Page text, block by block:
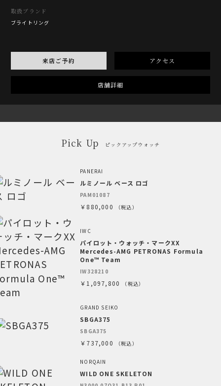
取扱ブランド
ブライトリング
来店ご予約 アクセス
店舗詳細
Pick Up ピックアップウォッチ
PANERAI
ルミノール ベース ロゴ
PAM01087
￥880,000 （税込）
IWC
パイロット・ウォッチ・マークXX
Mercedes-AMG PETRONAS Formula
One™ Team
IW328210
￥1,097,800 （税込）
GRAND SEIKO
SBGA375
SBGA375
￥737,000 （税込）
NORQAIN
WILD ONE SKELETON